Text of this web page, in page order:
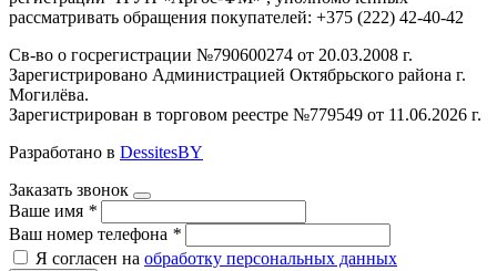
рассматривать обращения покупателей: +375 (222) 42-40-42
Св-во о госрегистрации №790600274 от 20.03.2008 г.
Зарегистрировано Администрацией Октябрьского района г.
Могилёва.
Зарегистрирован в торговом реестре №779549 от 11.06.2026 г.
Разработано в DessitesBY
Заказать звонок
Ваше имя *
Ваш номер телефона *
Я согласен на обработку персональных данных